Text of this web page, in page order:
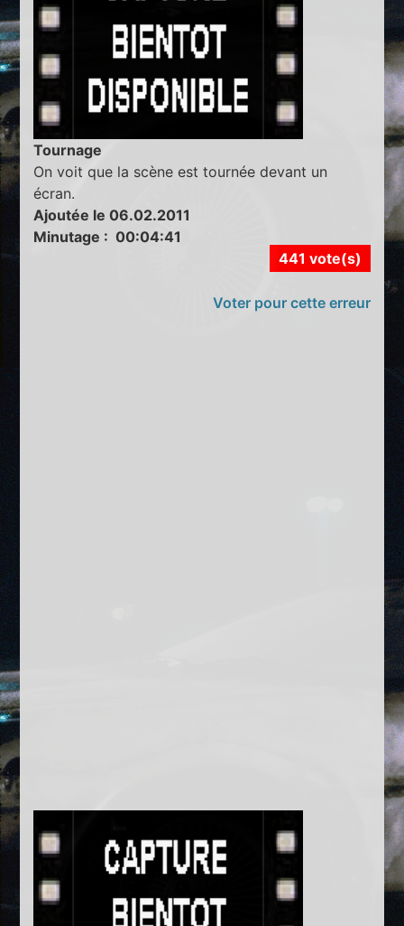
Tournage
On voit que la scène est tournée devant un
écran.
Ajoutée le 06.02.2011
Minutage : 00:04:41
441 vote(s)
Voter pour cette erreur